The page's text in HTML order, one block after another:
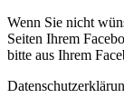
Wenn Sie nicht
Seiten Ihrem
bitte aus Ihrem